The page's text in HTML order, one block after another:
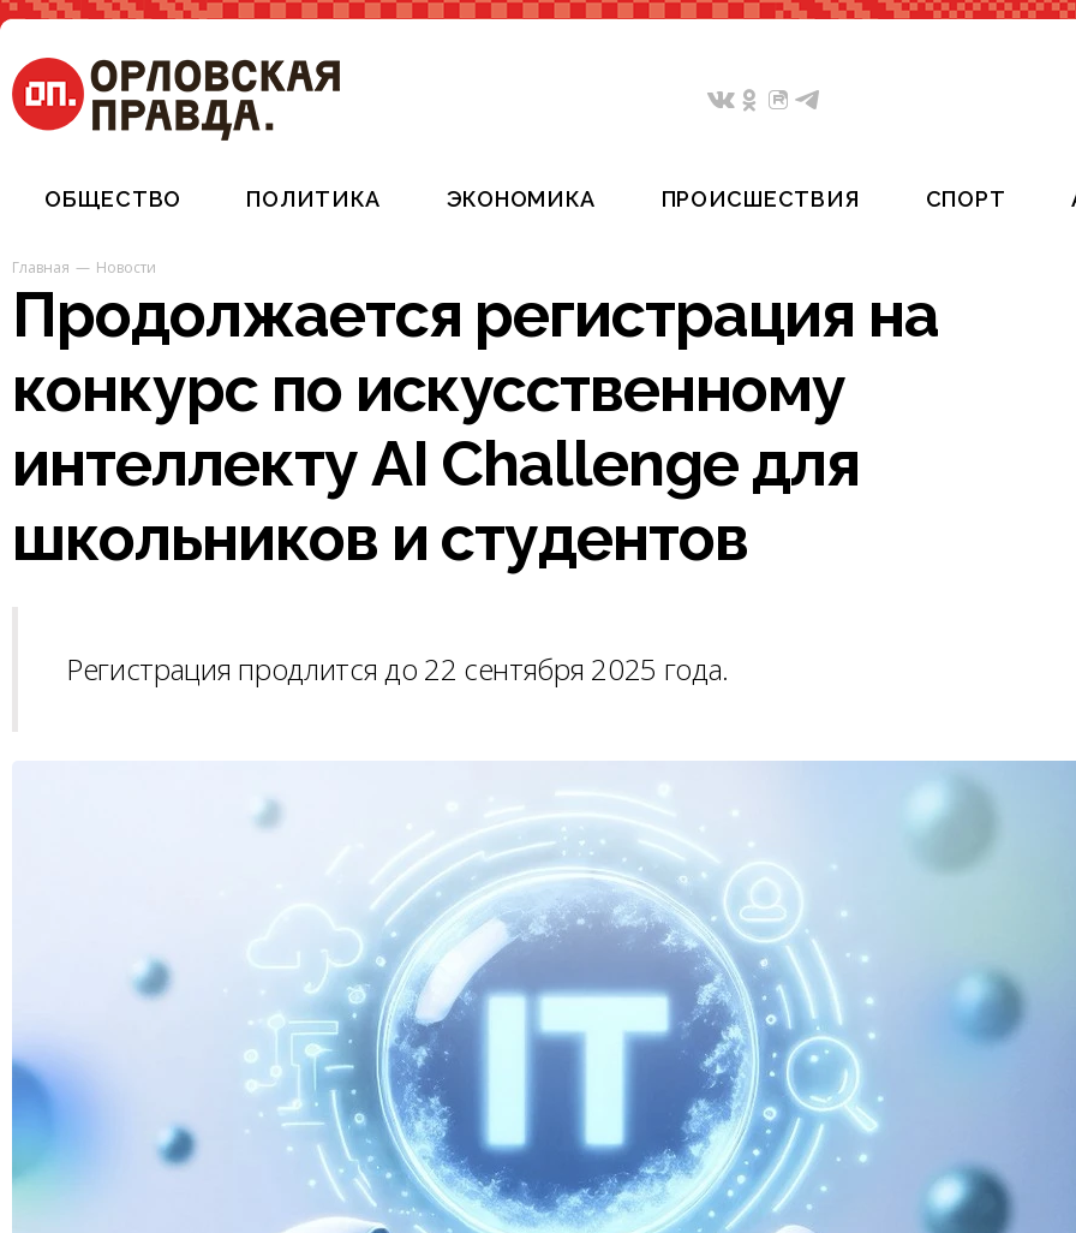
ОБЩЕСТВО ПОЛИТИКА ЭКОНОМИКА ПРОИСШЕСТВИЯ СПОРТ
Главная Новости
Продолжается регистрация на
конкурс по искусственному
интеллекту AI Challenge для
школьников и студентов
Регистрация продлится до 22 сентября 2025 года.